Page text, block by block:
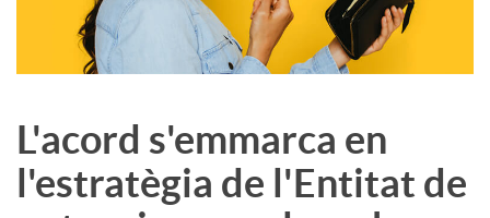
n
g
L'acord s'emmarca en
l'estratègia de l'Entitat de